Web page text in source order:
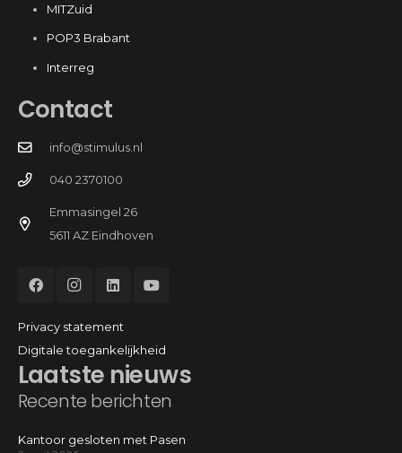
MITZuid
POP3 Brabant
Interreg
Laatste nieuws
Recente berichten
Kantoor gesloten met Pasen
Contact
info@stimulus.nl
040 2370100
Emmasingel 26
5611 AZ Eindhoven
Privacy statement
Digitale toegankelijkheid